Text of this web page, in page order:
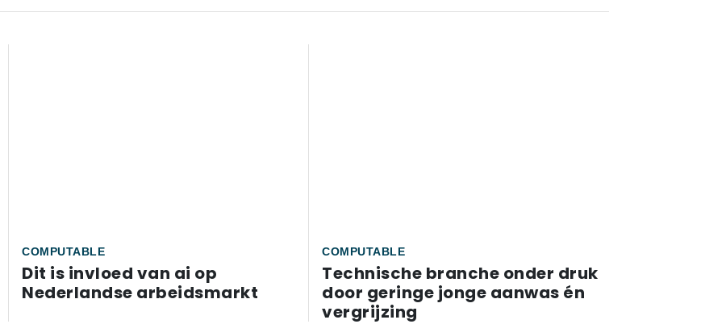
COMPUTABLE
Dit is invloed van ai op
Nederlandse arbeidsmarkt
COMPUTABLE
Technische branche onder druk
door geringe jonge aanwas én
vergrijzing